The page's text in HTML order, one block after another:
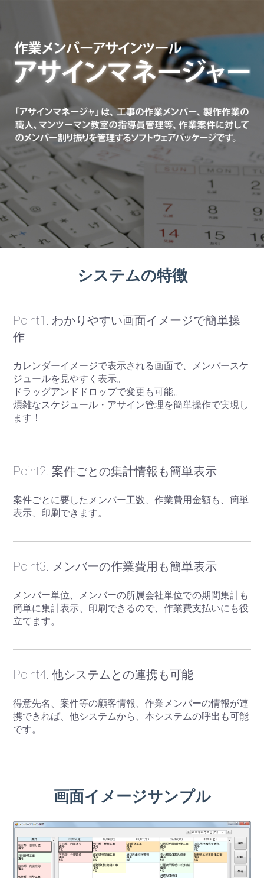
システムの特徴
Point1. わかりやすい画面イメージで簡単操
作
カレンダーイメージで表示される画面で、メンバースケ
ジュールを見やすく表示。
ドラッグアンドドロップで変更も可能。
煩雑なスケジュール・アサイン管理を簡単操作で実現し
ます！
Point2. 案件ごとの集計情報も簡単表示
案件ごとに要したメンバー工数、作業費用金額も、簡単
表示、印刷できます。
Point3. メンバーの作業費用も簡単表示
メンバー単位、メンバーの所属会社単位での期間集計も
簡単に集計表示、印刷できるので、作業費支払いにも役
立てます。
Point4. 他システムとの連携も可能
得意先名、案件等の顧客情報、作業メンバーの情報が連
携できれば、他システムから、本システムの呼出も可能
です。
画面イメージサンプル